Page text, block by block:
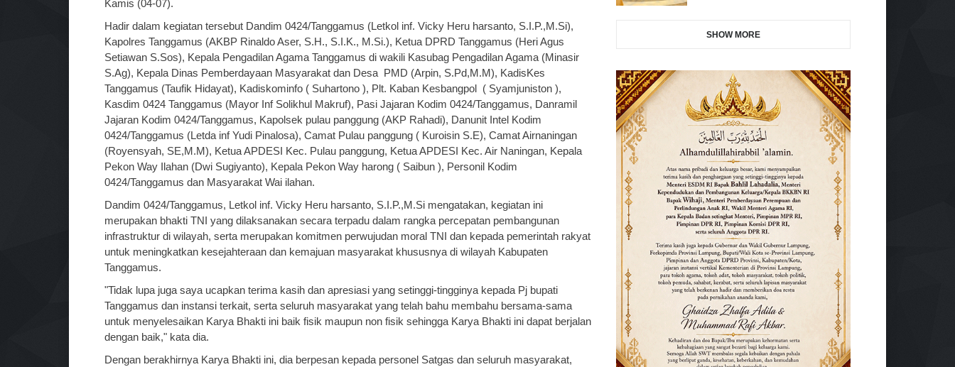
Kamis (04-07).
Hadir dalam kegiatan tersebut Dandim 0424/Tanggamus (Letkol inf. Vicky Heru harsanto, S.I.P.,M.Si),
Kapolres Tanggamus (AKBP Rinaldo Aser, S.H., S.I.K., M.Si.), Ketua DPRD Tanggamus (Heri Agus
Setiawan S.Sos), Kepala Pengadilan Agama Tanggamus di wakili Kasubag Pengadilan Agama (Minasir
S.Ag), Kepala Dinas Pemberdayaan Masyarakat dan Desa PMD (Arpin, S.Pd,M.M), KadisKes
Tanggamus (Taufik Hidayat), Kadiskominfo ( Suhartono ), Plt. Kaban Kesbangpol ( Syamjuniston ),
Kasdim 0424 Tanggamus (Mayor Inf Solikhul Makruf), Pasi Jajaran Kodim 0424/Tanggamus, Danramil
Jajaran Kodim 0424/Tanggamus, Kapolsek pulau panggung (AKP Rahadi), Danunit Intel Kodim
0424/Tanggamus (Letda inf Yudi Pinalosa), Camat Pulau panggung ( Kuroisin S.E), Camat Airnaningan
(Royensyah, SE,M.M), Ketua APDESI Kec. Pulau panggung, Ketua APDESI Kec. Air Naningan, Kepala
Pekon Way Ilahan (Dwi Sugiyanto), Kepala Pekon Way harong ( Saibun ), Personil Kodim
0424/Tanggamus dan Masyarakat Wai ilahan.
Dandim 0424/Tanggamus, Letkol inf. Vicky Heru harsanto, S.I.P.,M.Si mengatakan, kegiatan ini
merupakan bhakti TNI yang dilaksanakan secara terpadu dalam rangka percepatan pembangunan
infrastruktur di wilayah, serta merupakan komitmen perwujudan moral TNI dan kepada pemerintah rakyat
untuk meningkatkan kesejahteraan dan kemajuan masyarakat khususnya di wilayah Kabupaten
Tanggamus.
"Tidak lupa juga saya ucapkan terima kasih dan apresiasi yang setinggi-tingginya kepada Pj bupati
Tanggamus dan instansi terkait, serta seluruh masyarakat yang telah bahu membahu bersama-sama
untuk menyelesaikan Karya Bhakti ini baik fisik maupun non fisik sehingga Karya Bhakti ini dapat berjalan
dengan baik," kata dia.
Dengan berakhirnya Karya Bhakti ini, dia berpesan kepada personel Satgas dan seluruh masyarakat,
SHOW MORE